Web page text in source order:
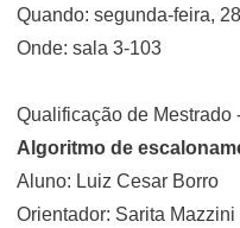
Quando: segunda-feira,
Onde: sala 3-103
Qualificação de Mestrado
Algoritmo de
Aluno: Luiz Cesar Borro
Orientador: Sarita Mazzini